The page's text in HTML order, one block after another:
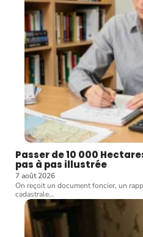
Passer de 10 000
pas à pas illustrée
7 août 2026
On reçoit un document foncier, un
cadastrale…